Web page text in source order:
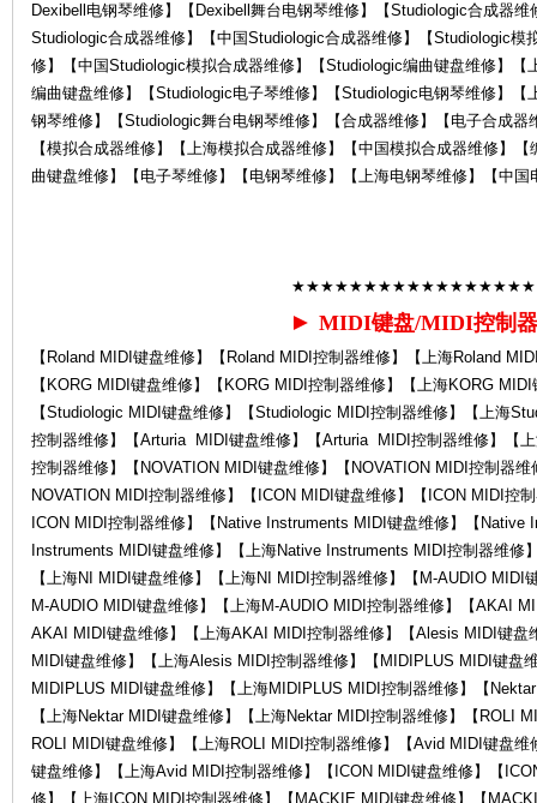
Dexibell电钢琴维修】【Dexibell舞台电钢琴维修】【Studiologic合成器
Studiologic合成器维修】【中国Studiologic合成器维修】【Studiologic模
修】【中国Studiologic模拟合成器维修】【Studiologic编曲键盘维修】
编曲键盘维修】【Studiologic电子琴维修】【Studiologic电钢琴维修】
钢琴维修】【Studiologic舞台电钢琴维修】【合成器维修】【电子合成
【模拟合成器维修】【上海模拟合成器维修】【中国模拟合成器维修】
曲键盘维修】【电子琴维修】【电钢琴维修】【上海电钢琴维修】【中
► MIDI键盘/MIDI控制
【Roland MIDI键盘维修】【Roland MIDI控制器维修】【上海Roland
【KORG MIDI键盘维修】【KORG MIDI控制器维修】【上海KORG
【Studiologic MIDI键盘维修】【Studiologic MIDI控制器维修】【上海
控制器维修】【Arturia MIDI键盘维修】【Arturia MIDI控制器维修】【
控制器维修】【NOVATION MIDI键盘维修】【NOVATION MIDI控制器
NOVATION MIDI控制器维修】【ICON MIDI键盘维修】【ICON MIDI控
ICON MIDI控制器维修】【Native Instruments MIDI键盘维修】【
Instruments MIDI键盘维修】【上海Native Instruments MIDI控制器维修
【上海NI MIDI键盘维修】【上海NI MIDI控制器维修】【M-AUDIO
M-AUDIO MIDI键盘维修】【上海M-AUDIO MIDI控制器维修】【AKAI
AKAI MIDI键盘维修】【上海AKAI MIDI控制器维修】【Alesis MIDI键
MIDI键盘维修】【上海Alesis MIDI控制器维修】【MIDIPLUS MIDI键盘
MIDIPLUS MIDI键盘维修】【上海MIDIPLUS MIDI控制器维修】【
【上海Nektar MIDI键盘维修】【上海Nektar MIDI控制器维修】【ROLI
ROLI MIDI键盘维修】【上海ROLI MIDI控制器维修】【Avid MIDI键盘
键盘维修】【上海Avid MIDI控制器维修】【ICON MIDI键盘维修】【
修】【上海ICON MIDI控制器维修】【MACKIE MIDI键盘维修】【